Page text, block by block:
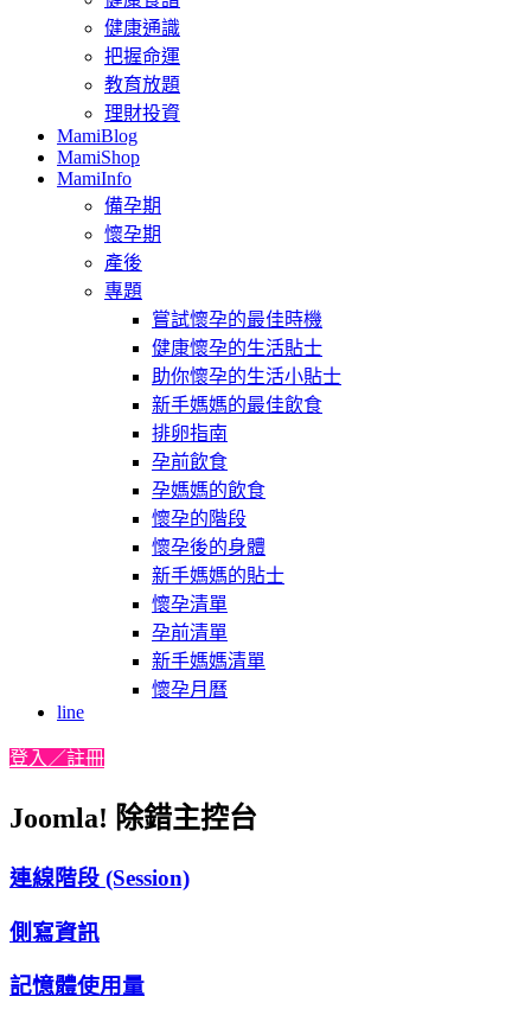
健康通識
把握命運
教育放題
理財投資
MamiBlog
MamiShop
MamiInfo
備孕期
懷孕期
產後
專題
嘗試懷孕的最佳時機
健康懷孕的生活貼士
助你懷孕的生活小貼士
新手媽媽的最佳飲食
排卵指南
孕前飲食
孕媽媽的飲食
懷孕的階段
懷孕後的身體
新手媽媽的貼士
懷孕清單
孕前清單
新手媽媽清單
懷孕月曆
line
登入／註冊
Joomla! 除錯主控台
連線階段 (Session)
側寫資訊
記憶體使用量